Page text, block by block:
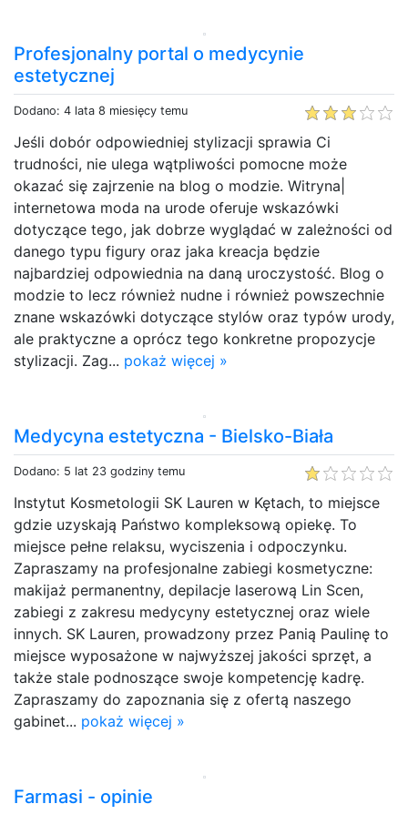
Profesjonalny portal o medycynie
estetycznej
Dodano: 4 lata 8 miesięcy temu
Jeśli dobór odpowiedniej stylizacji sprawia Ci
trudności, nie ulega wątpliwości pomocne może
okazać się zajrzenie na blog o modzie. Witryna|
internetowa moda na urode oferuje wskazówki
dotyczące tego, jak dobrze wyglądać w zależności od
danego typu figury oraz jaka kreacja będzie
najbardziej odpowiednia na daną uroczystość. Blog o
modzie to lecz również nudne i również powszechnie
znane wskazówki dotyczące stylów oraz typów urody,
ale praktyczne a oprócz tego konkretne propozycje
stylizacji. Zag... pokaż więcej »
Medycyna estetyczna - Bielsko-Biała
Dodano: 5 lat 23 godziny temu
Instytut Kosmetologii SK Lauren w Kętach, to miejsce
gdzie uzyskają Państwo kompleksową opiekę. To
miejsce pełne relaksu, wyciszenia i odpoczynku.
Zapraszamy na profesjonalne zabiegi kosmetyczne:
makijaż permanentny, depilacje laserową Lin Scen,
zabiegi z zakresu medycyny estetycznej oraz wiele
innych. SK Lauren, prowadzony przez Panią Paulinę to
miejsce wyposażone w najwyższej jakości sprzęt, a
także stale podnoszące swoje kompetencję kadrę.
Zapraszamy do zapoznania się z ofertą naszego
gabinet... pokaż więcej »
Farmasi - opinie